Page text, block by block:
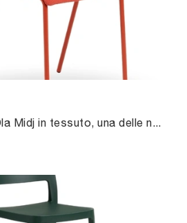
Con questa sedia Ola Midj in tessuto, una delle nostre sedute fisse design, potrai completare i tuoi locali.